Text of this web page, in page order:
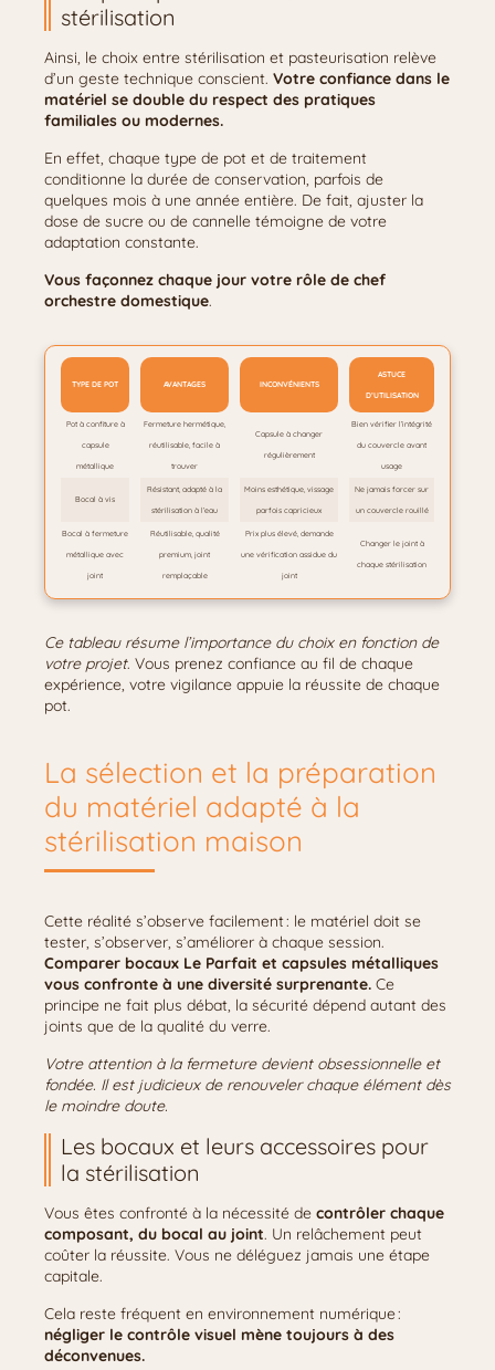
stérilisation
Ainsi, le choix entre stérilisation et pasteurisation relève
d’un geste technique conscient. Votre confiance dans le
matériel se double du respect des pratiques
familiales ou modernes.
En effet, chaque type de pot et de traitement
conditionne la durée de conservation, parfois de
quelques mois à une année entière. De fait, ajuster la
dose de sucre ou de cannelle témoigne de votre
adaptation constante.
Vous façonnez chaque jour votre rôle de chef
orchestre domestique.
TYPE DE POT AVANTAGES INCONVÉNIENTS
ASTUCE
D’UTILISATION
Pot à confiture à
capsule
métallique
Fermeture hermétique,
réutilisable, facile à
trouver
Capsule à changer
régulièrement
Bien vérifier l’intégrité
du couvercle avant
usage
Bocal à vis
Résistant, adapté à la
stérilisation à l’eau
Moins esthétique, vissage
parfois capricieux
Ne jamais forcer sur
un couvercle rouillé
Bocal à fermeture
métallique avec
joint
Réutilisable, qualité
premium, joint
remplaçable
Prix plus élevé, demande
une vérification assidue du
joint
Changer le joint à
chaque stérilisation
Ce tableau résume l’importance du choix en fonction de
votre projet. Vous prenez confiance au fil de chaque
expérience, votre vigilance appuie la réussite de chaque
pot.
La sélection et la préparation
du matériel adapté à la
stérilisation maison
Cette réalité s’observe facilement : le matériel doit se
tester, s’observer, s’améliorer à chaque session.
Comparer bocaux Le Parfait et capsules métalliques
vous confronte à une diversité surprenante. Ce
principe ne fait plus débat, la sécurité dépend autant des
joints que de la qualité du verre.
Votre attention à la fermeture devient obsessionnelle et
fondée. Il est judicieux de renouveler chaque élément dès
le moindre doute.
Les bocaux et leurs accessoires pour
la stérilisation
Vous êtes confronté à la nécessité de contrôler chaque
composant, du bocal au joint. Un relâchement peut
coûter la réussite. Vous ne déléguez jamais une étape
capitale.
Cela reste fréquent en environnement numérique :
négliger le contrôle visuel mène toujours à des
déconvenues.